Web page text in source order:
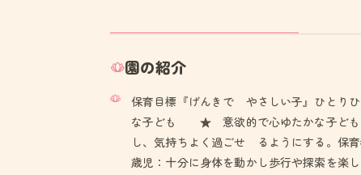
園の紹介
保育目標『げんきで やさしい子』ひと
な子ども ★ 意欲的で心ゆたかな子どもを
し、気持ちよく過ごせ るようにする。保
歳児：十分に身体を動かし歩行や探索を楽